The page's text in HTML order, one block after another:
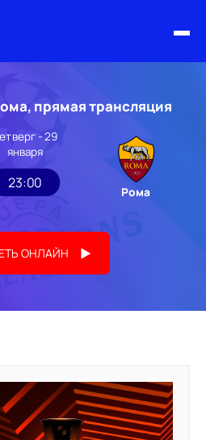
прямая трансляция
- 29
января
23:00
Рома
ОНЛАЙН